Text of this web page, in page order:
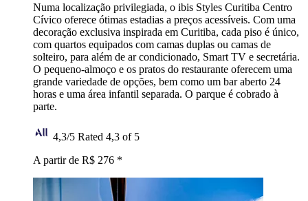
Numa localização privilegiada, o ibis Styles Curitiba Centro
Cívico oferece ótimas estadias a preços acessíveis. Com uma
decoração exclusiva inspirada em Curitiba, cada piso é único,
com quartos equipados com camas duplas ou camas de
solteiro, para além de ar condicionado, Smart TV e secretária.
O pequeno-almoço e os pratos do restaurante oferecem uma
grande variedade de opções, bem como um bar aberto 24
horas e uma área infantil separada. O parque é cobrado à
parte.
4,3/5 Rated 4,3 of 5
A partir de R$ 276 *